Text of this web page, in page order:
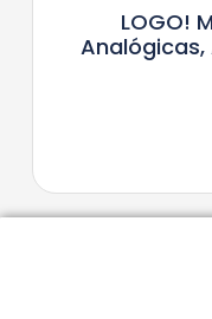
LOGO!
Analógicas,